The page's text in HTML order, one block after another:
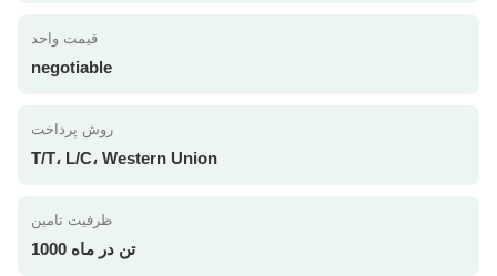
قیمت واحد
negotiable
روش پرداخت
T/T، L/C، Western Union
ظرفیت تامین
1000 تن در ماه